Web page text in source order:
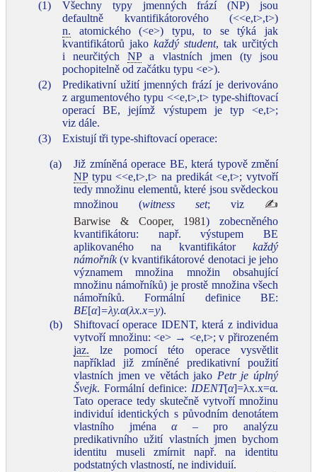
(1)
Všechny typy jmenných frází (NP) jsou
defaultně kvantifikátorového (<<e,t>,t>)
n. atomického (<e>) typu, to se týká jak
kvantifikátorů jako každý student, tak určitých
i neurčitýchNPa vlastních jmen (ty jsou
pochopitelně od začátku typu <e>).
(2)
Predikativní užití jmenných frází je derivováno
z argumentového typu <<e,t>,t> type‑shiftovací
operací BE, jejímž výstupem je typ <e,t>;
viz dále.
(3)
Existují tři type‑shiftovací operace:
(a)
Již zmíněná operace BE, která typově změní
NPtypu <<e,t>,t> na predikát <e,t>; vytvoří
tedy množinu elementů, které jsou svědeckou
množinou (witness set; viz ✍
Barwise & Cooper, 1981) zobecněného
kvantifikátoru: např. výstupem BE
aplikovaného na kvantifikátor každý
námořník(v kvantifikátorové denotaci je jeho
významem množina množin obsahující
množinu námořníků) je prostě množina všech
námořníků. Formální definice BE:
BE[α]=λy.α(λx.x=y).
(b)
Shiftovací operace IDENT, která z individua
vytvoří množinu: <e> → <e,t>; v přirozeném
jaz. lze pomocí této operace vysvětlit
například již zmíněné predikativní použití
vlastních jmen ve větách jako Petr je úplný
Švejk. Formální definice: IDENT[α]=λx.x=α.
Tato operace tedy skutečně vytvoří množinu
individuí identických s původním denotátem
vlastního jménaα– pro analýzu
predikativního užití vlastních jmen bychom
identitu museli zmírnit např. na identitu
podstatných vlastností, ne individuií.